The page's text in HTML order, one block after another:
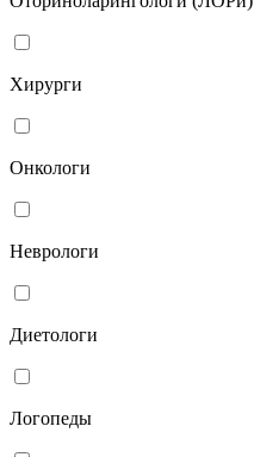
Хирурги
Онкологи
Неврологи
Диетологи
Логопеды